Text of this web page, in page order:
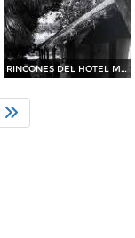
RINCONES DEL HOTEL MAYALAND